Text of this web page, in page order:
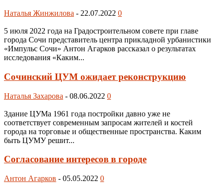
Наталья Жинжилова - 22.07.2022 0
5 июля 2022 года на Градостроительном совете при главе
города Сочи представитель центра прикладной урбанистики
«Импульс Сочи» Антон Агарков рассказал о результатах
исследования «Каким...
Сочинский ЦУМ ожидает реконструкцию
Наталья Захарова - 08.06.2022 0
Здание ЦУМа 1961 года постройки давно уже не
соответствует современным запросам жителей и костей
города на торговые и общественные пространства. Каким
быть ЦУМУ решит...
Согласование интересов в городе
Антон Агарков - 05.05.2022 0